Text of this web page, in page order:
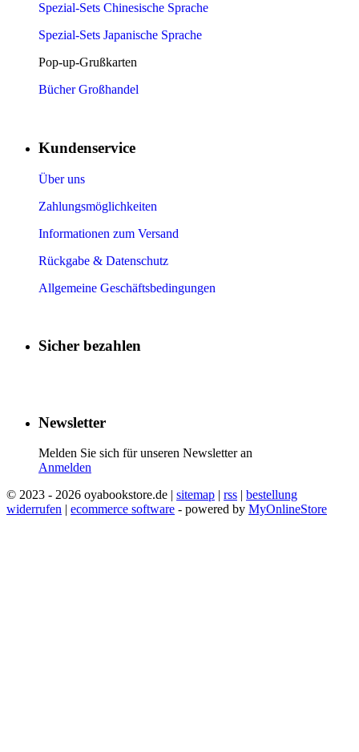
Spezial-Sets Chinesische Sprache
Spezial-Sets Japanische Sprache
Pop-up-Grußkarten
Bücher Großhandel
Kundenservice
Über uns
Zahlungsmöglichkeiten
Informationen zum Versand
Rückgabe & Datenschutz
Allgemeine Geschäftsbedingungen
Sicher bezahlen
Newsletter
Melden Sie sich für unseren Newsletter an
Anmelden
© 2023 - 2026 oyabookstore.de | sitemap | rss | bestellung
widerrufen | ecommerce software - powered by MyOnlineStore